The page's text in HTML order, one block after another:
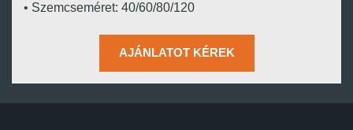
• Szemcseméret: 40/60/80/120
AJÁNLATOT KÉREK